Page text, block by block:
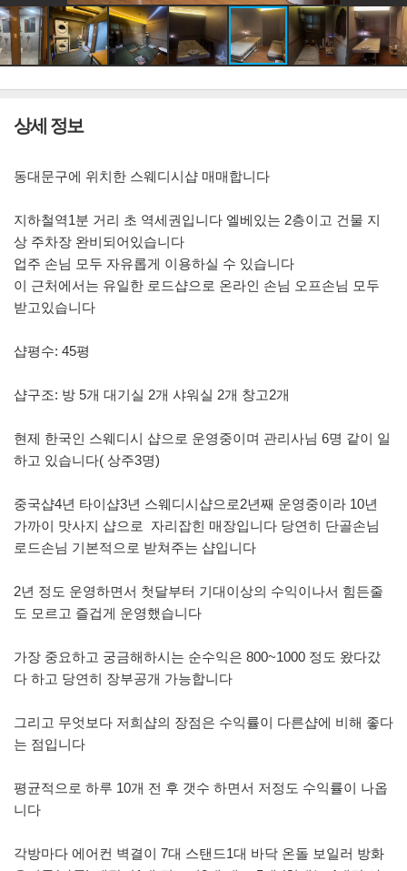
상세 정보
동대문구에 위치한 스웨디시샵 매매합니다
지하철역1분 거리 초 역세권입니다 엘베있는 2층이고 건물 지
상 주차장 완비되어있습니다
업주 손님 모두 자유롭게 이용하실 수 있습니다
이 근처에서는 유일한 로드샵으로 온라인 손님 오프손님 모두
받고있습니다
샵평수: 45평
샵구조: 방 5개 대기실 2개 샤워실 2개 창고2개
현제 한국인 스웨디시 샵으로 운영중이며 관리사님 6명 같이 일
하고 있습니다( 상주3명)
중국샵4년 타이샵3년 스웨디시샵으로2년째 운영중이라 10년
가까이 맛사지 샵으로 자리잡힌 매장입니다 당연히 단골손님
로드손님 기본적으로 받쳐주는 샵입니다
2년 정도 운영하면서 첫달부터 기대이상의 수익이나서 힘든줄
도 모르고 즐겁게 운영했습니다
가장 중요하고 궁금해하시는 순수익은 800~1000 정도 왔다갔
다 하고 당연히 장부공개 가능합니다
그리고 무엇보다 저희샵의 장점은 수익률이 다른샵에 비해 좋다
는 점입니다
평균적으로 하루 10개 전 후 갯수 하면서 저정도 수익률이 나옵
니다
각방마다 에어컨 벽결이 7대 스탠드1대 바닥 온돌 보일러 방화